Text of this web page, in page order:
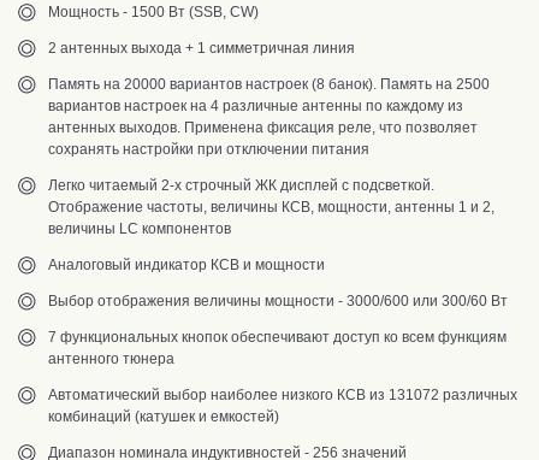
Мощность - 1500 Вт (SSB, CW)
2 антенных выхода + 1 симметричная линия
Память на 20000 вариантов настроек (8 банок). Память на 2500
вариантов настроек на 4 различные антенны по каждому из
антенных выходов. Применена фиксация реле, что позволяет
сохранять настройки при отключении питания
Легко читаемый 2-х строчный ЖК дисплей с подсветкой.
Отображение частоты, величины КСВ, мощности, антенны 1 и 2,
величины LC компонентов
Аналоговый индикатор КСВ и мощности
Выбор отображения величины мощности - 3000/600 или 300/60 Вт
7 функциональных кнопок обеспечивают доступ ко всем функциям
антенного тюнера
Автоматический выбор наиболее низкого КСВ из 131072 различных
комбинаций (катушек и емкостей)
Диапазон номинала индуктивностей - 256 значений